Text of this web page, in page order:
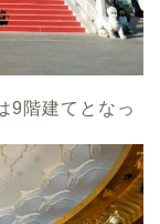
9階建てとなっ